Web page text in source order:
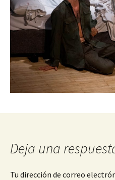
Deja una
Tu dirección de correo